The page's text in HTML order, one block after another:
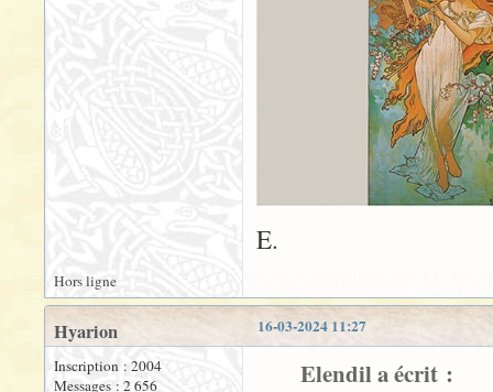
E.
Hors ligne
16-03-2024 11:27
Hyarion
Inscription : 2004
Messages : 2 656
Elendil a écrit :